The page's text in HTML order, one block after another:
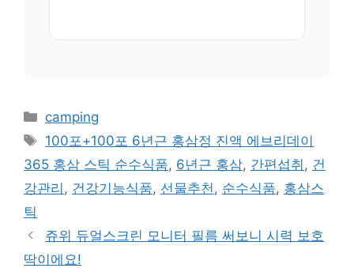
카
테
리
camping
태
그
100포+100포 6년근 홍삼정 진액 에브리데이
365 홍삼 스틱 순수식품, 6년근 홍삼, 간편섭취 , 건
강관리 , 건강기능식품, 선물추천, 순수식품, 홍삼스
틱
쥬위 듀얼스크린 모니터 필름 써보니 시력 보호
딱이에요!